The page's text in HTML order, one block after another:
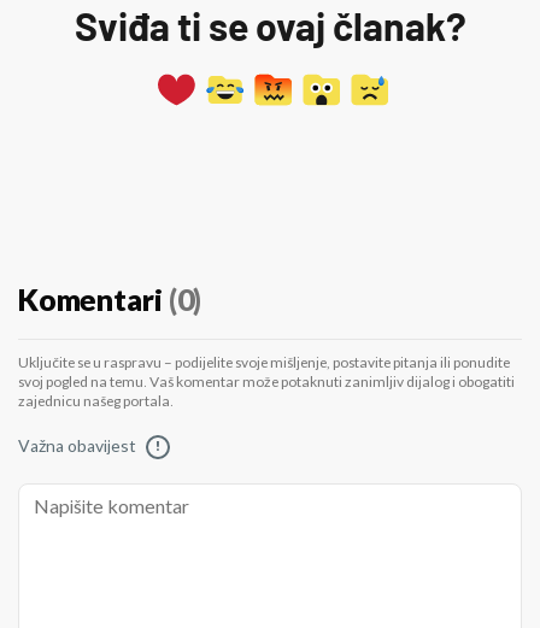
Sviđa ti se ovaj članak?
Komentari (0)
Uključite se u raspravu – podijelite svoje mišljenje, postavite pitanja ili ponudite
svoj pogled na temu. Vaš komentar može potaknuti zanimljiv dijalog i obogatiti
zajednicu našeg portala.
Važna obavijest !